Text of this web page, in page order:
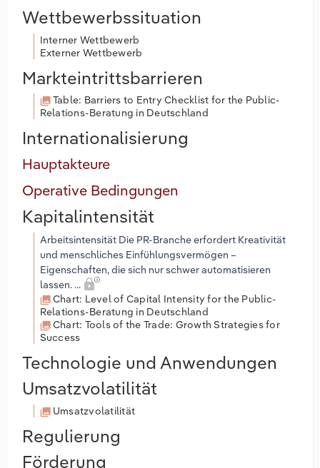
Wettbewerbssituation
Interner Wettbewerb
Externer Wettbewerb
Markteintrittsbarrieren
Table: Barriers to Entry Checklist for the Public-
Relations-Beratung in Deutschland
Internationalisierung
Hauptakteure
Operative Bedingungen
Kapitalintensität
Arbeitsintensität Die PR-Branche erfordert Kreativität
und menschliches Einfühlungsvermögen –
Eigenschaften, die sich nur schwer automatisieren
lassen. ...
Chart: Level of Capital Intensity for the Public-
Relations-Beratung in Deutschland
Chart: Tools of the Trade: Growth Strategies for
Success
Technologie und Anwendungen
Umsatzvolatilität
Umsatzvolatilität
Regulierung
Förderung